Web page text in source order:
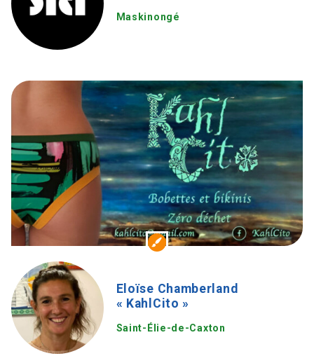
Maskinongé
Eloïse Chamberland
« KahlCito »
Saint-Élie-de-Caxton